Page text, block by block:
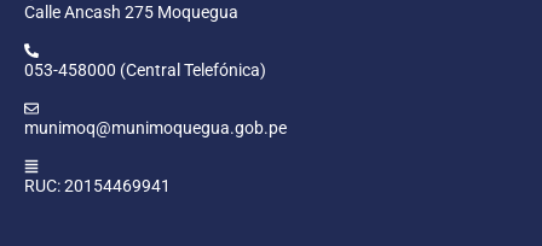
Calle Ancash 275 Moquegua
053-458000 (Central Telefónica)
munimoq@munimoquegua.gob.pe
RUC: 20154469941